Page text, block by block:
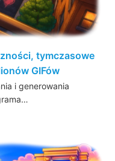
tymczasowe
GIFów
i generowania